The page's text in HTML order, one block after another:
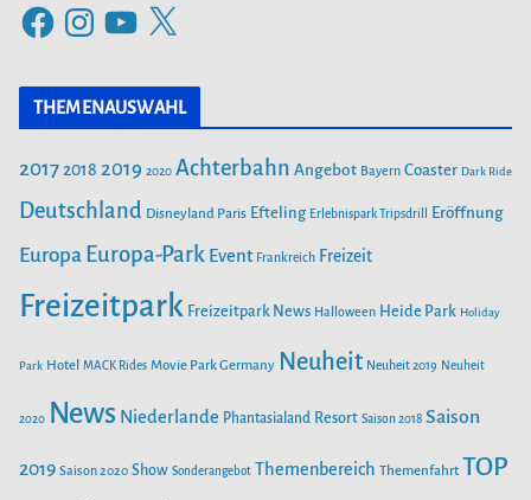
55 JAHRE FREIZEIT-LAND GEISELWIND: NEUE ABENTEUER,
SPIELELAND EIN
NEUE ACHTERBAHN „VOLTRON NEVERA POWERED BY RIMAC“
SAISONSTART IM PLAYMOBIL-FUNPARK
GEISELWIND SORGT FÜR MASSIVEN
F
c
o
o
s
t
g
r
m
Y
u
T
b
e
X
THEMENAUSWAHL
20172018 2019 2020 Achterbahn Angebot Bayern Coaster Dark Ride
Deutschland Disneyland Paris Efteling Erlebnispark Tripsdrill Eröffnung
Europa Europa-Park Event Frankreich Freizeit
Freizeitpark Freizeitpark News Halloween Heide Park Holiday
Park Hotel MACK Rides Movie Park Germany Neuheit Neuheit 2019 Neuheit
2020 News Niederlande Phantasialand Resort Saison 2018 Saison
2019 Saison 2020 Show Sonderangebot Themenbereich Themenfahrt TOP